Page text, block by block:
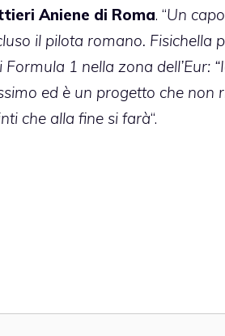
Aniene di Roma. “Un
il pilota romano. Fisichella
1 nella zona dell’Eur:
ed è un progetto che non
che alla fine si farà“.